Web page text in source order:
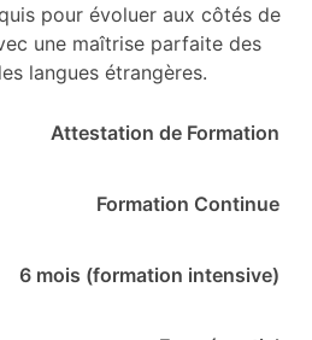
pour évoluer aux côtés de
une maîtrise parfaite des
langues étrangères.
Attestation de Formation
Formation Continue
6 mois (formation intensive)